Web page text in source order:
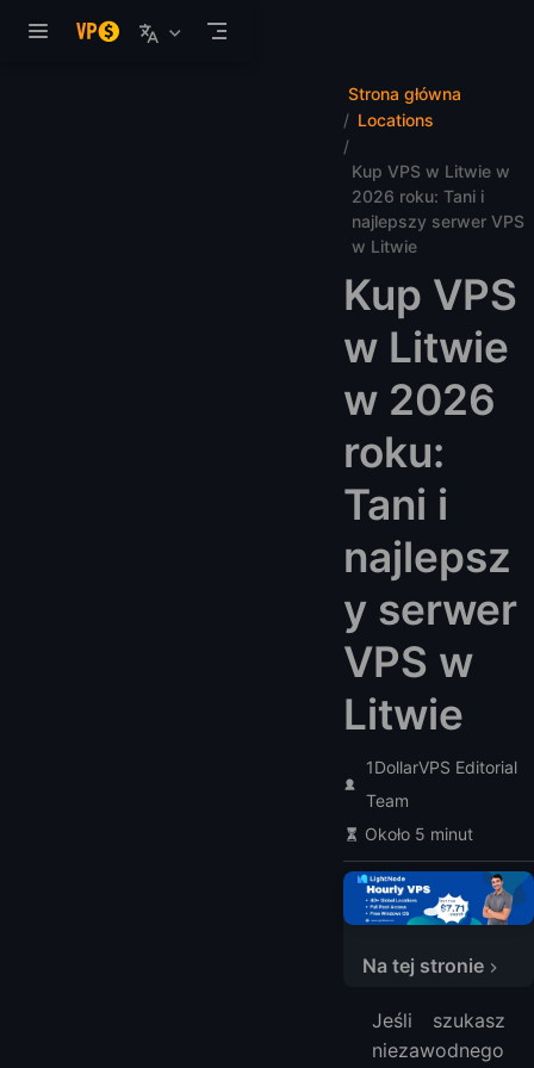
Strona główna
Locations
Kup VPS w Litwie w
2026 roku: Tani i
najlepszy serwer VPS
w Litwie
Kup VPS
w Litwie
w 2026
roku:
Tani i
najlepsz
y serwer
VPS w
Litwie
1DollarVPS Editorial
Team
Około 5 minut
Na tej stronie
Plany i ceny VPS Hostinger w Litwie
Time4VPS
Plany i ceny VPS Time4VPS w Litwie
Funkcje VPS Time4VPS w Litwie
Jeśli szukasz
niezawodnego